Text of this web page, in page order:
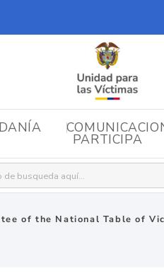
PARTICIPA
of the National Table of